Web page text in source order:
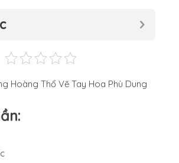
Hoàng Thổ Vẽ Tay Hoa Phù Dung